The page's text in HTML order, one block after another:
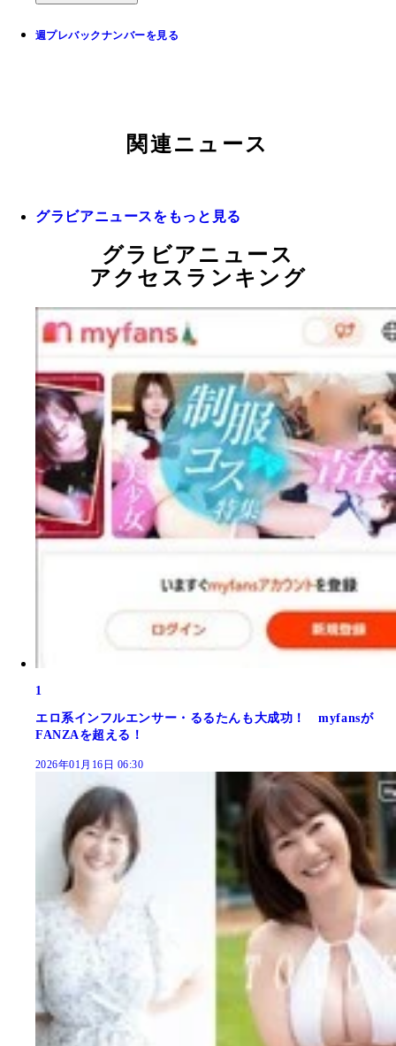
週プレバックナンバーを見る
関連ニュース
グラビアニュースをもっと見る
グラビアニュース
アクセスランキング
1
エロ系インフルエンサー・るるたんも大成功！ myfansが
FANZAを超える！
2026年01月16日 06:30